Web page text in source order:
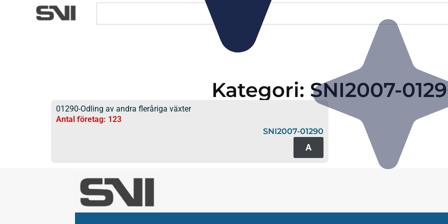
Kategori: SNI2007-
01290-Odling av andra fleråriga växter
Antal företag: 123
SNI2007-01290
A